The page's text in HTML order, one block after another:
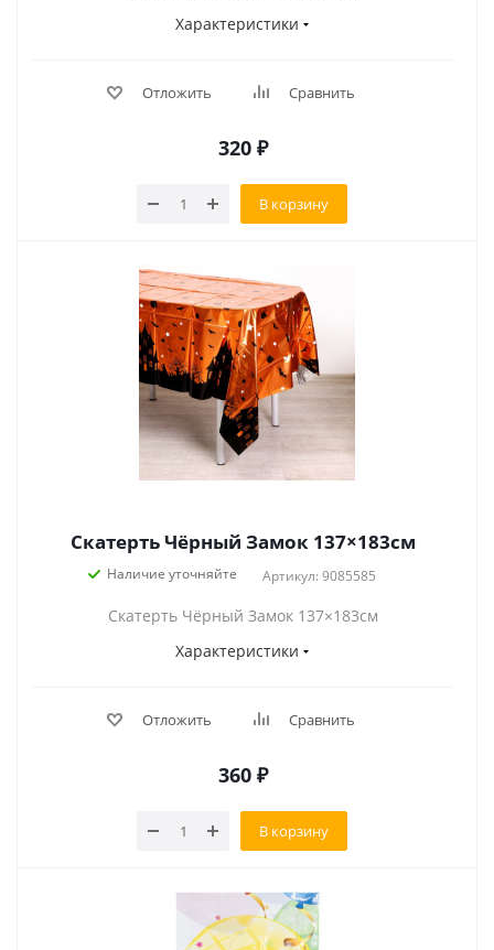
Характеристики
Отложить Сравнить
320 ₽
В корзину
Скатерть Чёрный Замок 137×183см
Наличие уточняйте Артикул: 9085585
Скатерть Чёрный Замок 137×183см
Характеристики
Отложить Сравнить
360 ₽
В корзину